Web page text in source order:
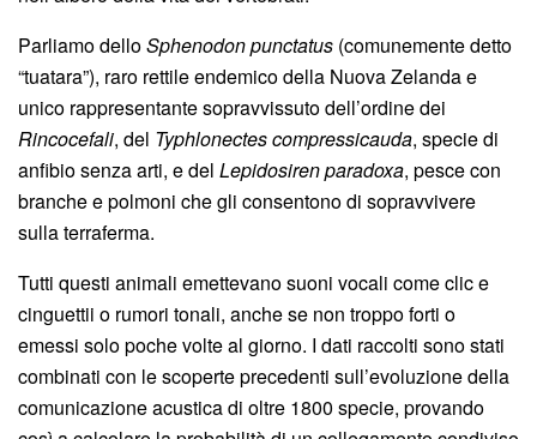
Parliamo delloSphenodon punctatus (comunemente detto
“tuatara”), raro rettile endemico della Nuova Zelanda e
unico rappresentante sopravvissuto dell’ordine dei
Rincocefali, del Typhlonectes compressicauda, specie di
anfibio senza arti, e del Lepidosiren paradoxa, pesce con
branche e polmoni che gli consentono di sopravvivere
sulla terraferma.
Tutti questi animali emettevano suoni vocali come clic e
cinguettii o rumori tonali, anche se non troppo forti o
emessi solo poche volte al giorno. I dati raccolti sono stati
combinati con le scoperte precedenti sull’evoluzione della
comunicazione acustica di oltre 1800 specie, provando